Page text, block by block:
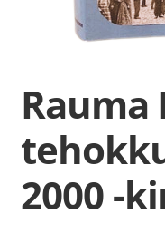
Museokauppa
Ohje
English
2000 -